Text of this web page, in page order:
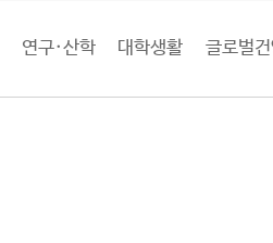
연구·산학 대학생활 글로벌